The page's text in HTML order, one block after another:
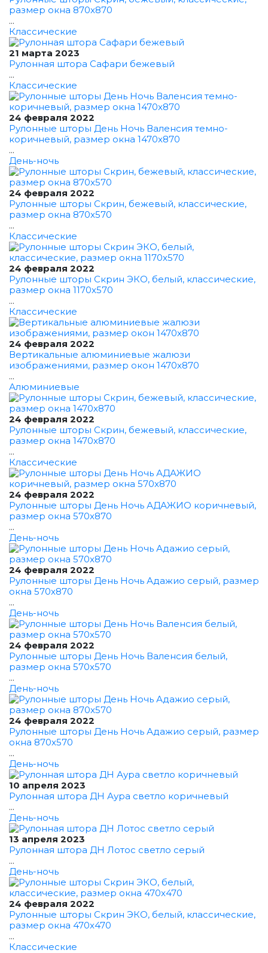
размер окна 870x870
...
Классические
21 марта 2023
Рулонная штора Сафари бежевый
...
Классические
24 февраля 2022
Рулонные шторы День Ночь Валенсия темно-
коричневый, размер окна 1470x870
...
День-ночь
24 февраля 2022
Рулонные шторы Скрин, бежевый, классические,
размер окна 870x570
...
Классические
24 февраля 2022
Рулонные шторы Скрин ЭКО, белый, классические,
размер окна 1170x570
...
Классические
24 февраля 2022
Вертикальные алюминиевые жалюзи
изображениями, размер окон 1470x870
...
Алюминиевые
24 февраля 2022
Рулонные шторы Скрин, бежевый, классические,
размер окна 1470x870
...
Классические
24 февраля 2022
Рулонные шторы День Ночь АДАЖИО коричневый,
размер окна 570x870
...
День-ночь
24 февраля 2022
Рулонные шторы День Ночь Адажио серый, размер
окна 570x870
...
День-ночь
24 февраля 2022
Рулонные шторы День Ночь Валенсия белый,
размер окна 570x570
...
День-ночь
24 февраля 2022
Рулонные шторы День Ночь Адажио серый, размер
окна 870x570
...
День-ночь
10 апреля 2023
Рулонная штора ДН Аура светло коричневый
...
День-ночь
13 апреля 2023
Рулонная штора ДН Лотос светло серый
...
День-ночь
24 февраля 2022
Рулонные шторы Скрин ЭКО, белый, классические,
размер окна 470x470
...
Классические